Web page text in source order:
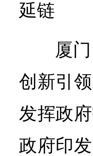
延链
厦
创新引
发挥政
政府印